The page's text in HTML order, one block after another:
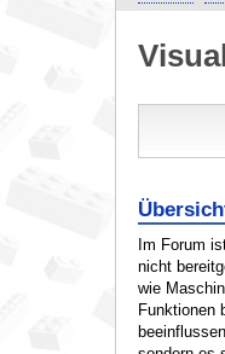
Im Forum
nicht
wie
Funktionen